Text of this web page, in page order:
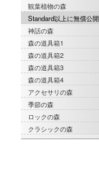
観葉植物の森
Standard以上に無償公開
神話の森
森の道具箱1
森の道具箱2
森の道具箱3
森の道具箱4
アクセサリの森
季節の森
ロックの森
クラシックの森